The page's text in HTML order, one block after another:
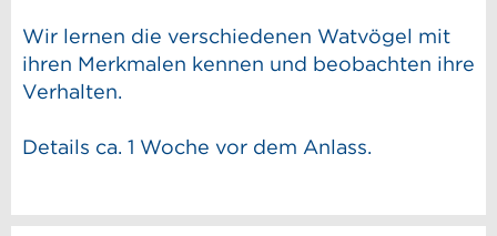
Wir lernen die verschiedenen Watvögel mit
ihren Merkmalen kennen und beobachten ihre
Verhalten.
Details ca. 1 Woche vor dem Anlass.